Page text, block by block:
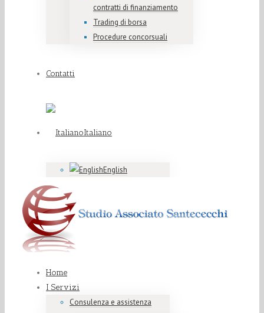
contratti di finanziamento
Trading di borsa
Procedure concorsuali
Contatti
Italiano
English
Home
I Servizi
Consulenza e assistenza